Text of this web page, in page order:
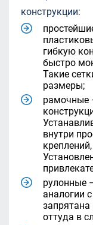
конструкции:
гибкую
быстро
Такие
размеры;
рамочные
внутри
рулонные
аналогии
запрятана
оттуда в